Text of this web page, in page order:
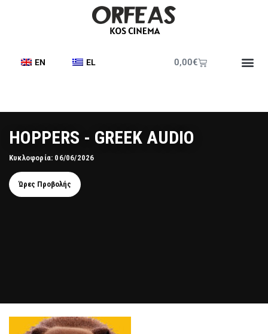
EN EL 0,00€
HOPPERS - GREEK AUDIO
Κυκλοφορία: 06/06/2026
Ώρες Προβολής